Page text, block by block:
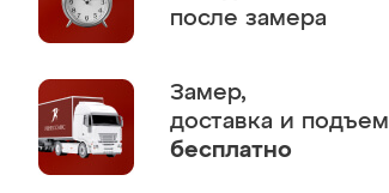
после замера
Замер,
доставка и подъем
бесплатно